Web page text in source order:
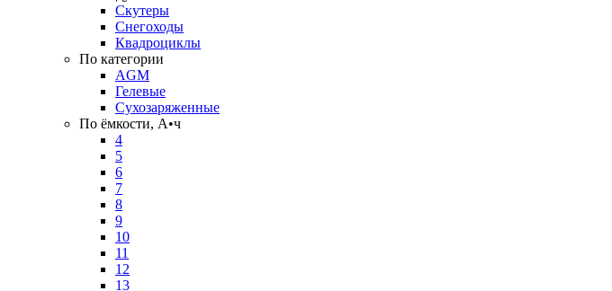
Скутеры
Снегоходы
Квадроциклы
По категории
AGM
Гелевые
Сухозаряженные
По ёмкости, А•ч
4
5
6
7
8
9
10
11
12
13